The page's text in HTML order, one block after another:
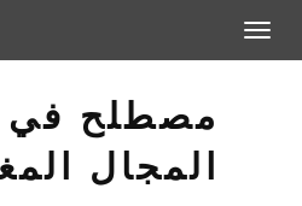
Toggle navigation
مصطلح في
المجال